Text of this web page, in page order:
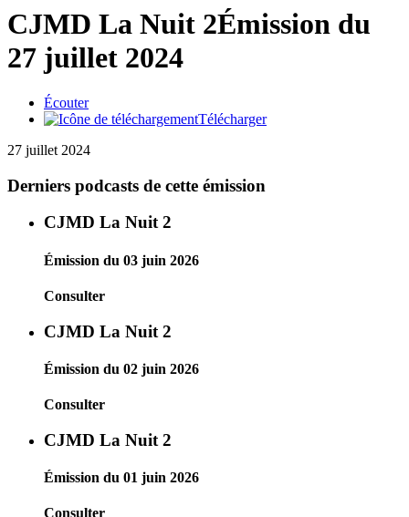
CJMD La Nuit 2Émission du
27 juillet 2024
Écouter
Télécharger
27 juillet 2024
Derniers podcasts de cette émission
CJMD La Nuit 2
Émission du 03 juin 2026
Consulter
CJMD La Nuit 2
Émission du 02 juin 2026
Consulter
CJMD La Nuit 2
Émission du 01 juin 2026
Consulter